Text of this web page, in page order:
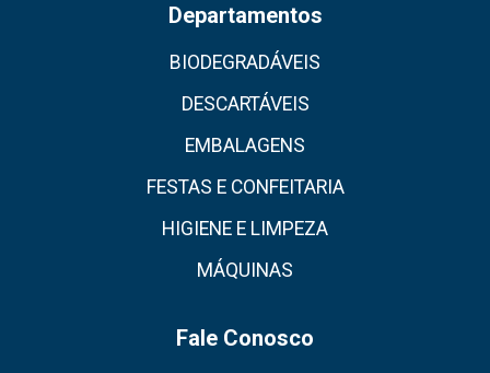
Departamentos
BIODEGRADÁVEIS
DESCARTÁVEIS
EMBALAGENS
FESTAS E CONFEITARIA
HIGIENE E LIMPEZA
MÁQUINAS
Fale Conosco